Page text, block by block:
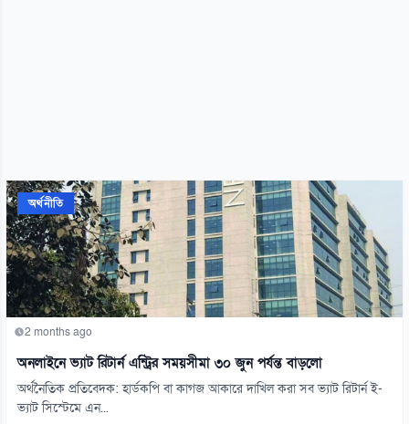
অর্থনীতি
2 months ago
অনলাইনে ভ্যাট রিটার্ন এন্ট্রির সময়সীমা ৩০ জুন পর্যন্ত বাড়লো
অর্থনৈতিক প্রতিবেদক: হার্ডকপি বা কাগজ আকারে দাখিল করা সব ভ্যাট রিটার্ন ই-
ভ্যাট সিস্টেমে এন...